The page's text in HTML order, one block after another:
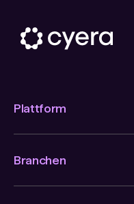
Plattform
Branchen